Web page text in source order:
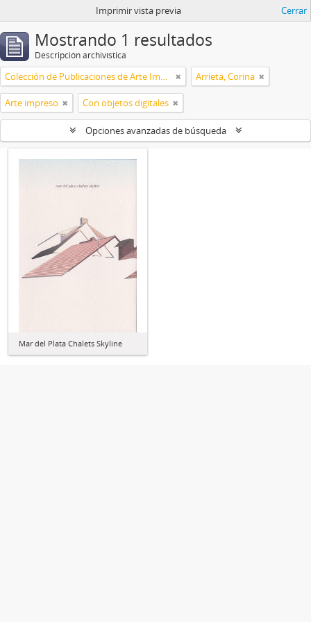
Imprimir vista previa Cerrar
Mostrando 1 resultados
Descripción archivística
Colección de Publicaciones de Arte Impreso Arrieta, Corina
Arte impreso Con objetos digitales
Opciones avanzadas de búsqueda
Mar del Plata Chalets Skyline